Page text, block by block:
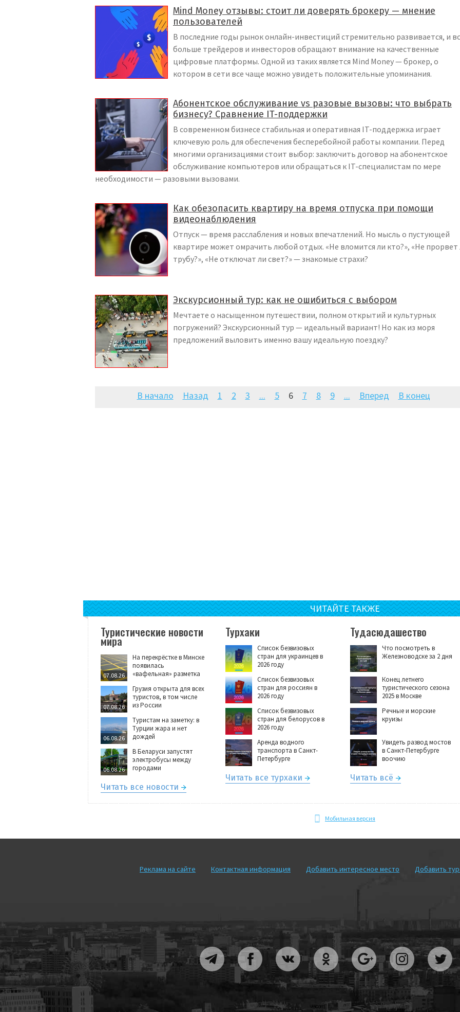
Mind Money отзывы: стоит ли доверять брокеру — мнение
пользователей
В последние годы рынок онлайн-инвестиций стремительно развивается, и
больше трейдеров и инвесторов обращают внимание на качественные
цифровые платформы. Одной из таких является Mind Money — брокер, о
котором в сети все чаще можно увидеть положительные упоминания.
Абонентское обслуживание vs разовые вызовы: что выбрать
бизнесу? Сравнение IT-поддержки
В современном бизнесе стабильная и оперативная IT-поддержка играет
ключевую роль для обеспечения бесперебойной работы компании. Перед
многими организациями стоит выбор: заключить договор на абонентское
обслуживание компьютеров или обращаться к IT-специалистам по мере
необходимости — разовыми вызовами.
Как обезопасить квартиру на время отпуска при помощи
видеонаблюдения
Отпуск — время расслабления и новых впечатлений. Но мысль о пустующей
квартире может омрачить любой отдых. «Не вломится ли кто?», «Не прорвет
трубу?», «Не отключат ли свет?» — знакомые страхи?
Экскурсионный тур: как не ошибиться с выбором
Мечтаете о насыщенном путешествии, полном открытий и культурных
погружений? Экскурсионный тур — идеальный вариант! Но как из моря
предложений выловить именно вашу идеальную поездку?
В начало Назад 1 2 3 ... 5 6 7 8 9 ... Вперед В конец
ЧИТАЙТЕ ТАКЖЕ
Туристические новости
мира
07.08.26
На перекрёстке в Минске
появилась
«вафельная» разметка
07.08.26
Грузия открыта для всех
туристов, в том числе
из России
06.08.26
Туристам на заметку: в
Турции жара и нет
дождей
06.08.26
В Беларуси запустят
электробусы между
городами
Читать все новости
Турхаки
Список безвизовых
стран для украинцев в
2026 году
Список безвизовых
стран для россиян в
2026 году
Список безвизовых
стран для белорусов в
2026 году
Аренда водного
транспорта в Санкт-
Петербурге
Читать все турхаки
Тудасюдашество
Что посмотреть в
Железноводске за 2 дня
Конец летнего
туристического сезона
2025 в Москве
Речные и морские
круизы
Увидеть развод мостов
в Санкт-Петербурге
воочию
Читать всё
Мобильная версия
Реклама на сайте Контактная информация Добавить интересное место Добавить